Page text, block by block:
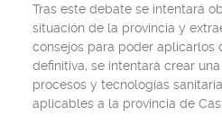
Tras este debate se intentará
situación de la provincia y
consejos para poder aplicarlos
definitiva, se intentará crear
procesos y tecnologías
aplicables a la provincia de